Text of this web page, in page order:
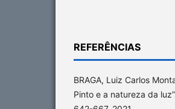
REFERÊNCIAS
BRAGA, Luiz Carlos
Pinto e a natureza da